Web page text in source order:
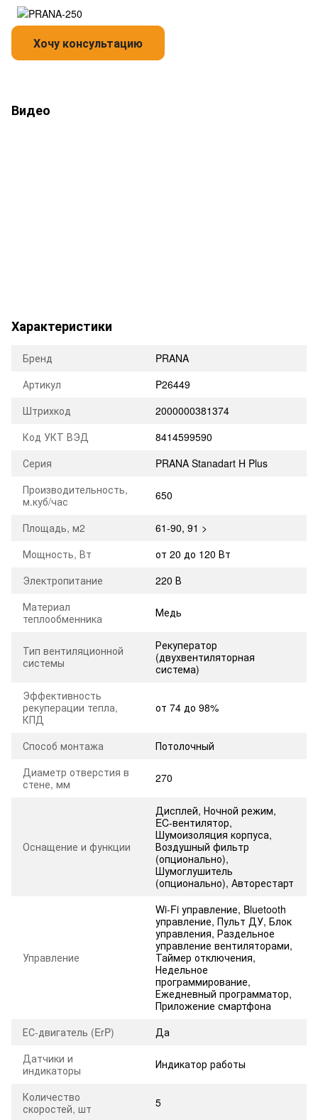
Видео
Характеристики
Бренд
PRANA
Артикул
P26449
Штрихкод
2000000381374
Код УКТ ВЭД
8414599590
Серия
PRANA Stanadart H Plus
Производительность,
м.куб/час
650
Площадь, м2 61-90, 91 >
Мощность, Вт
от 20 до 120 Вт
Электропитание
220 В
Материал
теплообменника
Медь
Тип вентиляционной
системы
Рекуператор
(двухвентиляторная
система)
Эффективность
рекуперации тепла,
КПД
от 74 до 98%
Способ монтажа
Потолочный
Диаметр отверстия в
стене, мм
270
Оснащение и функции
Дисплей, Ночной режим,
EC-вентилятор,
Шумоизоляция корпуса,
Воздушный фильтр
(опционально),
Шумоглушитель
(опционально), Авторестарт
Управление
Wi-Fi управление, Bluetooth
управление, Пульт ДУ, Блок
управления, Раздельное
управление вентиляторами,
Таймер отключения,
Недельное
программирование,
Ежедневный программатор,
Приложение смартфона
ЕС-двигатель (ErP)
Да
Датчики и
индикаторы
Индикатор работы
Количество
скоростей, шт
5